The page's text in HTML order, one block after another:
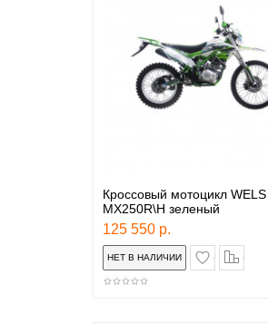
Кроссовый мотоцикл WELS
MX250R\H зеленый
125 550 р.
в закладки